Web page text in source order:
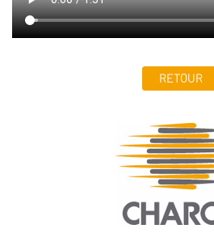
RETOUR